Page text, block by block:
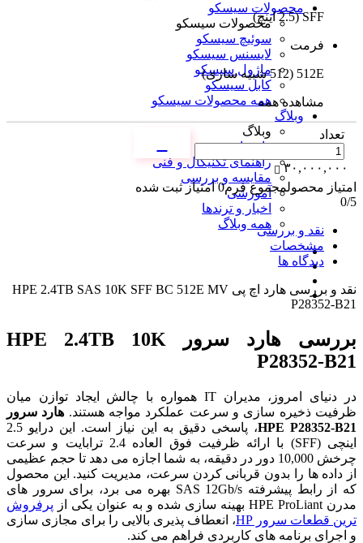
محصولات سیسکو
محصولات سیسکو
سوئیچ سیسکو
لایسنس سیسکو
ماژول سیسکو
کابل سیسکو
همه محصولات سیسکو
وبلاگ
وبلاگ
راهنمای خرید
راهنمای تکنیکال و فنی
مقایسه و بررسی
آموزشی
اخبار و ترندها
همه وبلاگ
SFF (2.5 اینچ)
فرمت
512E (512 شبیه سازی)
مشاهده همه
تعداد
۳۰,۰۰۰,۰۰۰
امتیاز محصولمجموع فرم0امتیاز ثبت شده
0/5
نقد و بررسی
مشخصات
دیدگاه ها
نقد و بررسی
هارد اچ پی HPE 2.4TB SAS 10K SFF BC 512E MV
P28352-B21
بررسی هارد سرور HPE 2.4TB 10K
P28352-B21
در دنیای امروز، مدیران IT همواره با چالش ایجاد توازن میان
ظرفیت ذخیره سازی و سرعت عملکرد مواجه هستند. هارد سرور
HPE P28352-B21
، پاسخی دقیق به این نیاز است. این درایو 2.5
اینچی (SFF) با ارائه ظرفیت فوق العاده 2.4 ترابایت و سرعت
چرخش 10,000 دور در دقیقه، به شما اجازه می دهد تا حجم عظیمی
از داده ها را بدون قربانی کردن سرعت، مدیریت کنید. این محصول
که از رابط پیشرفته SAS 12Gb/s بهره می برد، برای سرور های
مدرن HPE ProLiant بهینه سازی شده و به عنوان یکی از
پرفروش
ترین قطعات سرور HP
، انعطاف پذیری بالایی را برای مجازی سازی
و اجرای برنامه های کاربردی فراهم می کند.